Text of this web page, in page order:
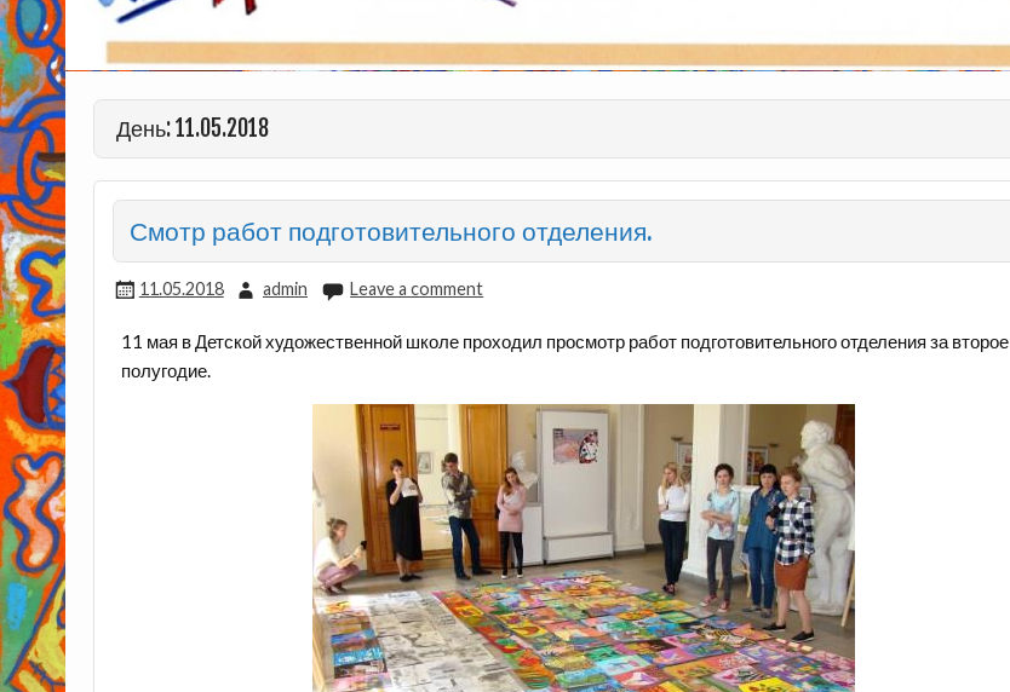
День: 11.05.2018
Смотр работ подготовительного отделения.
11.05.2018 admin Leave a comment
11 мая в Детской художественной школе проходил просмотр работ подготовительного отделения за второе
полугодие.